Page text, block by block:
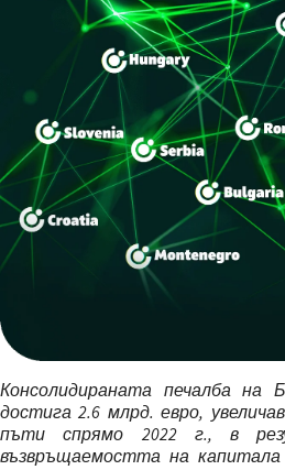
Консолидираната печалба на
достига 2.6 млрд. евро,
пъти спрямо 2022 г., в
възвръщаемостта на